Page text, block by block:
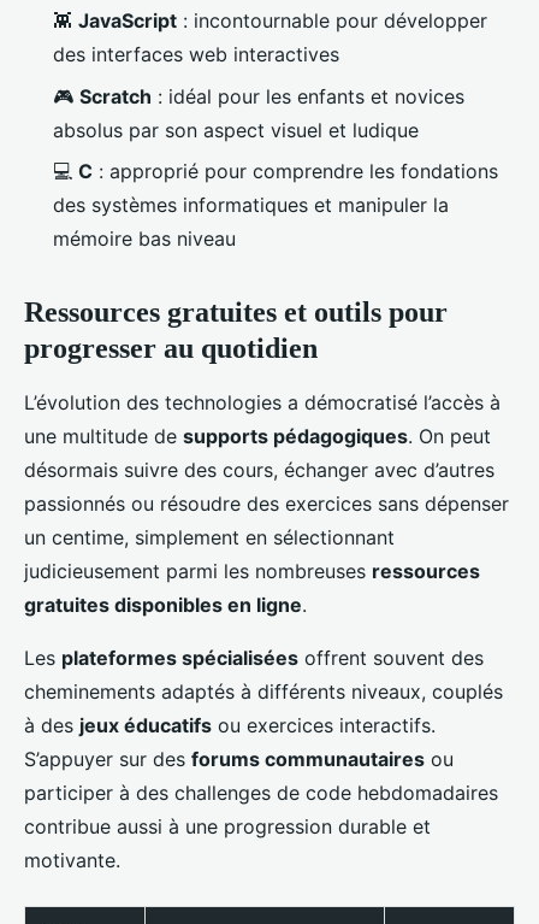
👾 JavaScript : incontournable pour développer
des interfaces web interactives
🎮 Scratch : idéal pour les enfants et novices
absolus par son aspect visuel et ludique
💻 C : approprié pour comprendre les fondations
des systèmes informatiques et manipuler la
mémoire bas niveau
Ressources gratuites et outils pour
progresser au quotidien
L’évolution des technologies a démocratisé l’accès à
une multitude de supports pédagogiques. On peut
désormais suivre des cours, échanger avec d’autres
passionnés ou résoudre des exercices sans dépenser
un centime, simplement en sélectionnant
judicieusement parmi les nombreuses ressources
gratuites disponibles en ligne.
Les plateformes spécialisées offrent souvent des
cheminements adaptés à différents niveaux, couplés
à des jeux éducatifs ou exercices interactifs.
S’appuyer sur des forums communautaires ou
participer à des challenges de code hebdomadaires
contribue aussi à une progression durable et
motivante.